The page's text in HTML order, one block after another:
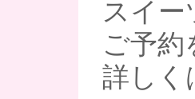
スイ
ご予約
詳しく